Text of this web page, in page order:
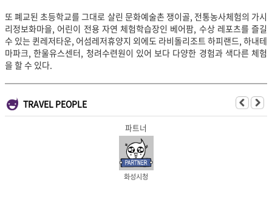
또 폐교된 초등학교를 그대로 살린 문화예술촌 쟁이골, 전통농사체험의 가시
리정보화마을, 어린이 전용 자연 체험학습장인 베어팜, 수상 레포츠를 즐길
수 있는 퀸레저타운, 어섬레저휴양지 외에도 라비돌리조트 하피랜드, 하내테
마파크, 한울유스센터, 청려수련원이 있어 보다 다양한 경험과 색다른 체험
을 할 수 있다.
TRAVEL PEOPLE
파트너
화성시청